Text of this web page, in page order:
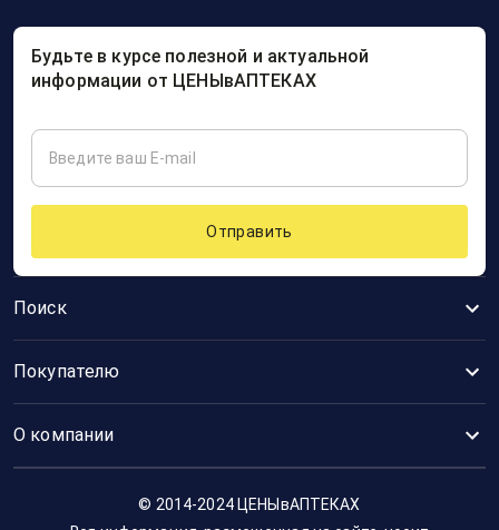
Поиск
Покупателю
О компании
Будьте в курсе полезной и актуальной
информации от ЦЕНЫвАПТЕКАХ
Отправить
© 2014-2024 ЦЕНЫвАПТЕКАХ